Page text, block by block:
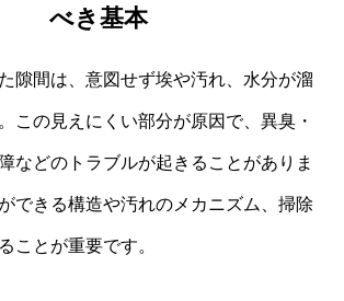
べき基本
隙間は、意図せず埃や汚れ、水分が溜
この見えにくい部分が原因で、異臭・
などのトラブルが起きることがありま
できる構造や汚れのメカニズム、掃除
ことが重要です。